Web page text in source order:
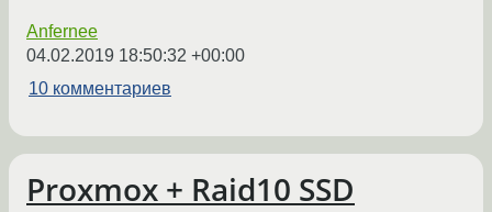
Anfernee
04.02.2019 18:50:32 +00:00
10 комментариев
Proxmox + Raid10 SSD